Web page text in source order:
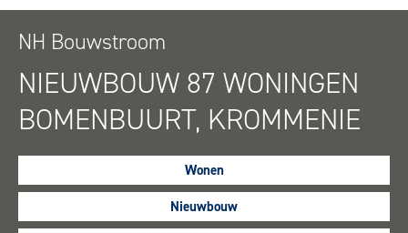
NH Bouwstroom
NIEUWBOUW 87 WONINGEN
BOMENBUURT, KROMMENIE
Wonen
Nieuwbouw